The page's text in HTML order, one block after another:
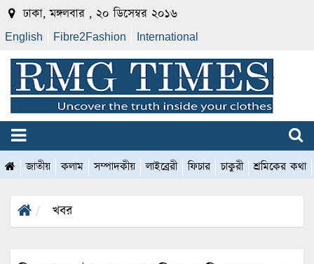
ঢাকা, মঙ্গলবার , ২০ ডিসেম্বর ২০১৬
English Fibre2Fashion International
জাতীয় কলাম সম্পাদকীয় লাইব্রেরী ফিচার চাকুরী শ্রমিকের কথা
খবর